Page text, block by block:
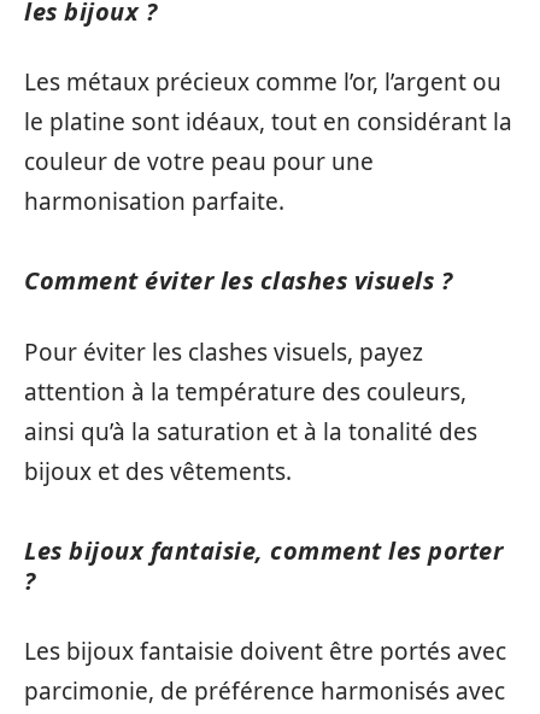
les bijoux ?
Les métaux précieux comme l’or, l’argent ou
le platine sont idéaux, tout en considérant la
couleur de votre peau pour une
harmonisation parfaite.
Comment éviter les clashes visuels ?
Pour éviter les clashes visuels, payez
attention à la température des couleurs,
ainsi qu’à la saturation et à la tonalité des
bijoux et des vêtements.
Les bijoux fantaisie, comment les porter
?
Les bijoux fantaisie doivent être portés avec
parcimonie, de préférence harmonisés avec